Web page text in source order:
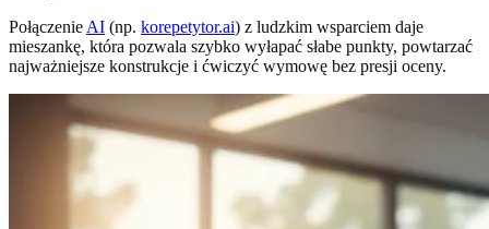
Połączenie AI (np. korepetytor.ai) z ludzkim wsparciem daje
mieszankę, która pozwala szybko wyłapać słabe punkty, powtarzać
najważniejsze konstrukcje i ćwiczyć wymowę bez presji oceny.